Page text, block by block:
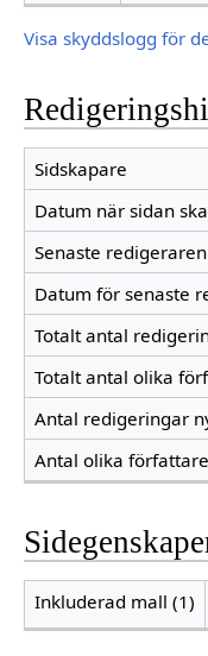
Visa skyddslogg för
Sidskapare
Datum när sidan
Senaste redigeraren
Datum för senaste
Totalt antal
Totalt antal olika
Antal redigeringar
Antal olika
Inkluderad mall (1)